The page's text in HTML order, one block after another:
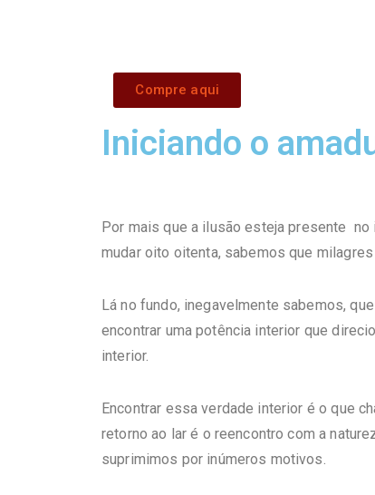
Compre aqui
Iniciando o
Por mais que a ilusão esteja presente no
mudar oito oitenta, sabemos que
Lá no fundo, inegavelmente sabemos,
encontrar uma potência interior que
interior.
Encontrar essa verdade interior é o que
retorno ao lar é o reencontro com a
suprimimos por inúmeros motivos.